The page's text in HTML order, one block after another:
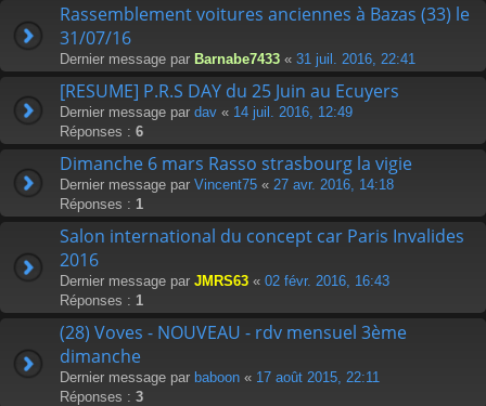
Rassemblement voitures anciennes à Bazas (33) le
31/07/16
Dernier message par Barnabe7433 « 31 juil. 2016, 22:41
[RESUME] P.R.S DAY du 25 Juin au Ecuyers
Dernier message par dav « 14 juil. 2016, 12:49
Réponses : 6
Dimanche 6 mars Rasso strasbourg la vigie
Dernier message par Vincent75 « 27 avr. 2016, 14:18
Réponses : 1
Salon international du concept car Paris Invalides
2016
Dernier message par JMRS63 « 02 févr. 2016, 16:43
Réponses : 1
(28) Voves - NOUVEAU - rdv mensuel 3ème
dimanche
Dernier message par baboon « 17 août 2015, 22:11
Réponses : 3